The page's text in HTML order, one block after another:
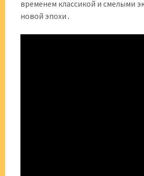
временем классикой и смелыми
новой эпохи․